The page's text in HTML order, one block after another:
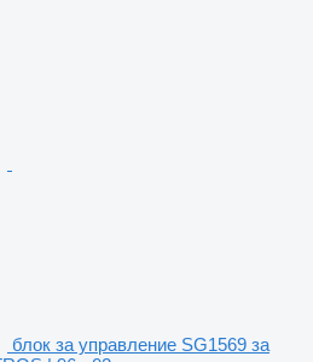
блок за управление SG1569 за